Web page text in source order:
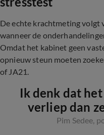
De echte krachtmeting volgt
wanneer de
Omdat het kabinet geen
opnieuw steun moeten
of JA21.
Ik denk dat
verliep dan
Pim Sedee,